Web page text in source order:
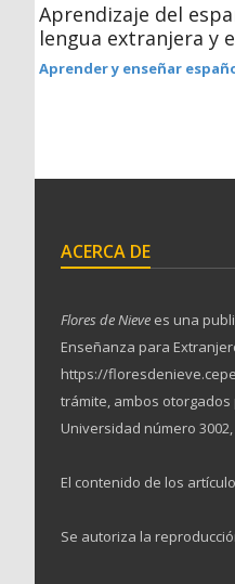
Aprendizaje del
lengua extranjera y
Aprender y enseñar
ACERCA DE
Flores de Nieve es una
Enseñanza para
https://
trámite, ambos otorgados
Universidad número
El contenido de los
Se autoriza la